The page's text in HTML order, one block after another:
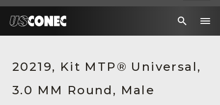
解决方案
产品
20219, Kit MTP® Universal,
3.0 MM Round, Male